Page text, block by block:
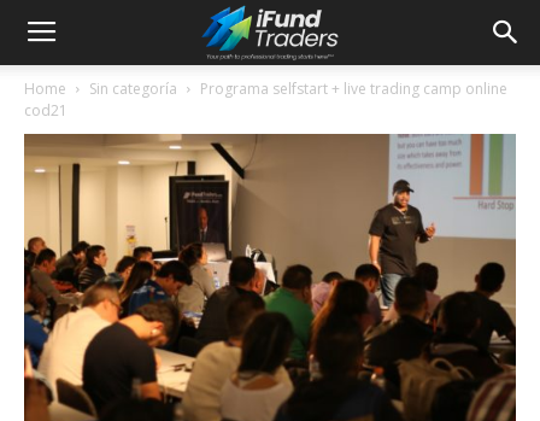
Home Sin categoría
Programa selfstart + live trading camp online
cod21